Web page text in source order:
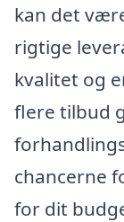
kan det
rigtige
kvalitet og
flere tilbud
chancerne
for dit